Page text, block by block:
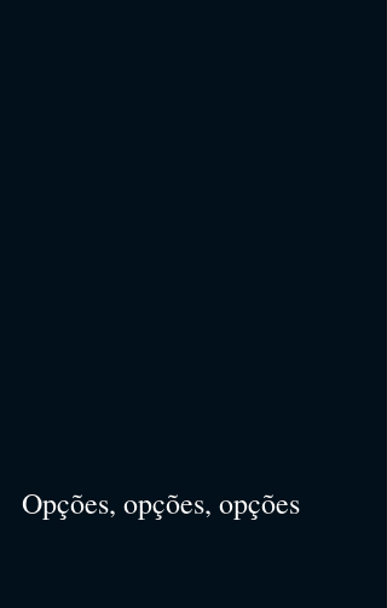
Opções, opções, opções